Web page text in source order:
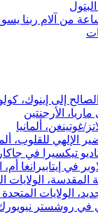
من آلام ربنا
إلى إينوك،
الأرجنتين
غوتينغن، ألمانيا
الإلهي للقلوب،
تيكسيرا في
في إيتابيرانغا أم،
المقدسة، الولايات
الولايات المتحدة
روشستر نيويورك،